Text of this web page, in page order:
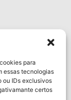
para
essas tecnologias
ou IDs exclusivos
certos